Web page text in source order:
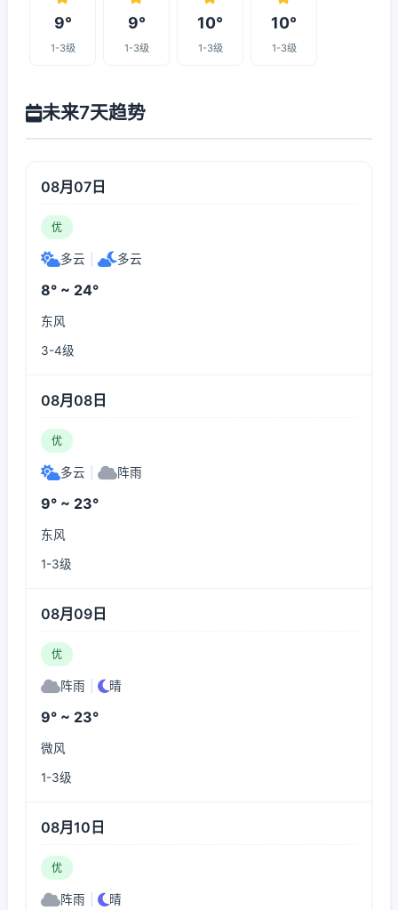
9°
1-3级
9°
1-3级
10°
1-3级
10°
1-3级
未来7天趋势
08月07日
优
多云 多云
8° ~ 24°
东风
3-4级
08月08日
优
多云 阵雨
9° ~ 23°
东风
1-3级
08月09日
优
阵雨 晴
9° ~ 23°
微风
1-3级
08月10日
优
阵雨 晴